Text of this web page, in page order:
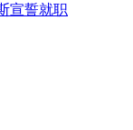
宣誓就职